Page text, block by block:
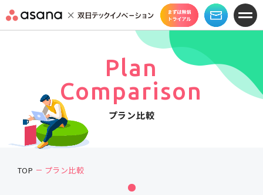
Plan
Comparison
プラン比較
TOP プラン比較